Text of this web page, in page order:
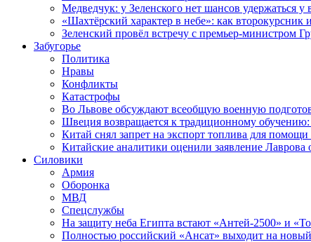
Медведчук: у Зеленского нет шансов удержаться у
«Шахтёрский характер в небе»: как второкурсник
Зеленский провёл встречу с премьер-министром
Забугорье
Политика
Нравы
Конфликты
Катастрофы
Во Львове обсуждают всеобщую военную
Швеция возвращается к традиционному
Китай снял запрет на экспорт топлива для помощи
Китайские аналитики оценили заявление Лаврова
Силовики
Армия
Оборонка
МВД
Спецслужбы
На защиту неба Египта встают «Антей-2500» и
Полностью российский «Ансат» выходит на новый